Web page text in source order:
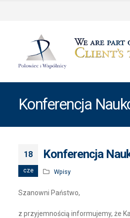
Konferencja
18
cze
Konferencja
Wpisy
Szanowni Państwo,
z przyjemnością informujemy, że